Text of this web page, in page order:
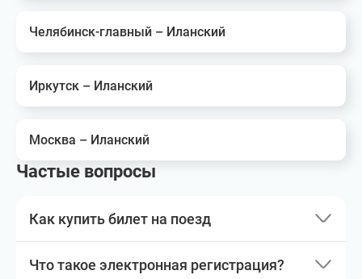
Челябинск-главный – Иланский
Иркутск – Иланский
Москва – Иланский
Частые вопросы
Как купить билет на поезд
Что такое электронная регистрация?